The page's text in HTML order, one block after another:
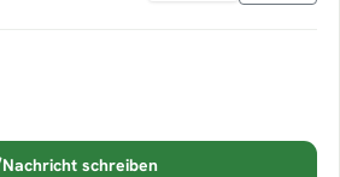
Nachricht schreiben